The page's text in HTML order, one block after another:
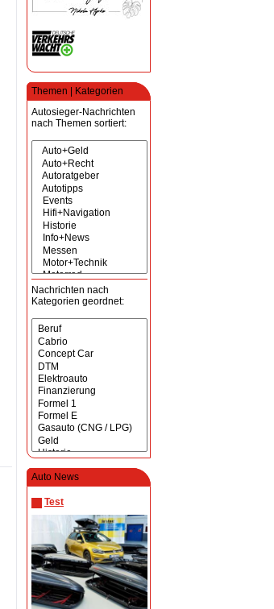
Themen | Kategorien
Autosieger-Nachrichten
nach Themen sortiert:
Nachrichten nach
Kategorien geordnet:
Auto News
Test